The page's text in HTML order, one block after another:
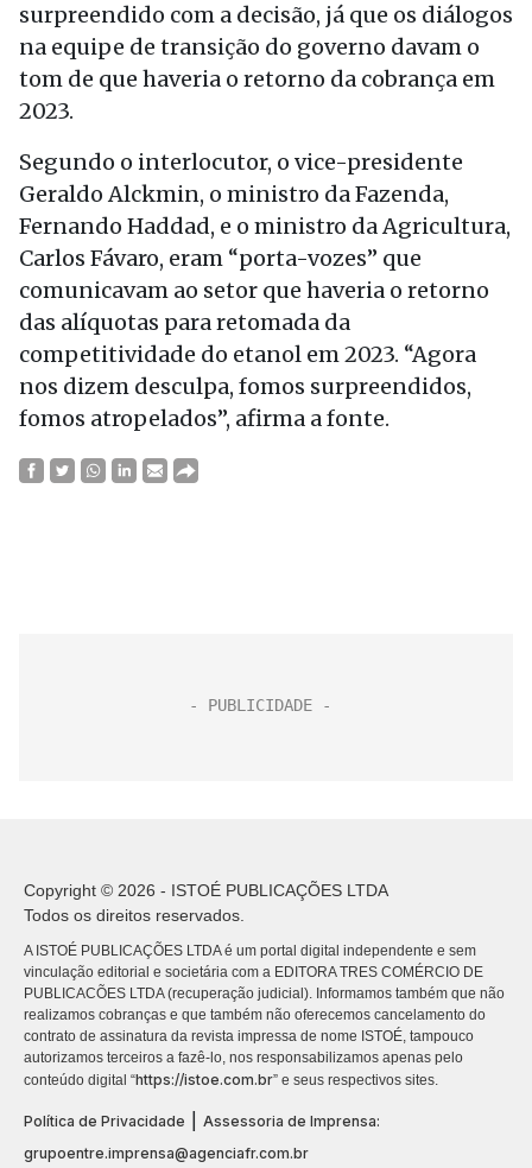
surpreendido com a decisão, já que os diálogos
na equipe de transição do governo davam o
tom de que haveria o retorno da cobrança em
2023.
Segundo o interlocutor, o vice-presidente
Geraldo Alckmin, o ministro da Fazenda,
Fernando Haddad, e o ministro da Agricultura,
Carlos Fávaro, eram “porta-vozes” que
comunicavam ao setor que haveria o retorno
das alíquotas para retomada da
competitividade do etanol em 2023. “Agora
nos dizem desculpa, fomos surpreendidos,
fomos atropelados”, afirma a fonte.
Copyright © 2026 - ISTOÉ PUBLICAÇÕES LTDA
Todos os direitos reservados.
A ISTOÉ PUBLICAÇÕES LTDA é um portal digital independente e sem
vinculação editorial e societária com a EDITORA TRES COMÉRCIO DE
PUBLICACÕES LTDA (recuperação judicial). Informamos também que não
realizamos cobranças e que também não oferecemos cancelamento do
contrato de assinatura da revista impressa de nome ISTOÉ, tampouco
autorizamos terceiros a fazê-lo, nos responsabilizamos apenas pelo
conteúdo digital “https://istoe.com.br” e seus respectivos sites.
Política de Privacidade
Assessoria de Imprensa:
grupoentre.imprensa@agenciafr.com.br